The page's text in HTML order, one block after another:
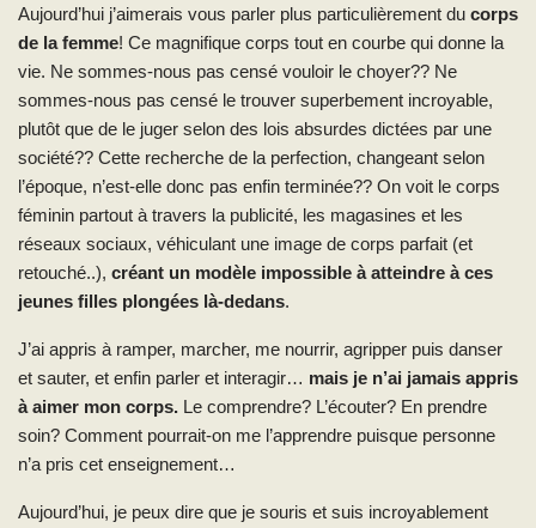
Aujourd’hui j’aimerais vous parler plus particulièrement du corps
de la femme! Ce magnifique corps tout en courbe qui donne la
vie. Ne sommes-nous pas censé vouloir le choyer?? Ne
sommes-nous pas censé le trouver superbement incroyable,
plutôt que de le juger selon des lois absurdes dictées par une
société?? Cette recherche de la perfection, changeant selon
l’époque, n’est-elle donc pas enfin terminée?? On voit le corps
féminin partout à travers la publicité, les magasines et les
réseaux sociaux, véhiculant une image de corps parfait (et
retouché..), créant un modèle impossible à atteindre à ces
jeunes filles plongées là-dedans.
J’ai appris à ramper, marcher, me nourrir, agripper puis danser
et sauter, et enfin parler et interagir… mais je n’ai jamais appris
à aimer mon corps. Le comprendre? L’écouter? En prendre
soin? Comment pourrait-on me l’apprendre puisque personne
n’a pris cet enseignement…
Aujourd’hui, je peux dire que je souris et suis incroyablement